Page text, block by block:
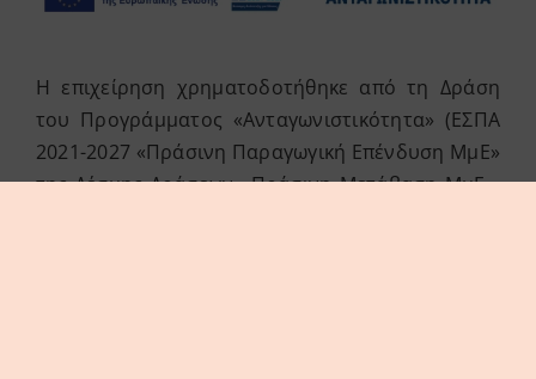
Η επιχείρηση χρηματοδοτήθηκε από τη Δράση
του Προγράμματος «Ανταγωνιστικότητα» (ΕΣΠΑ
2021-2027 «Πράσινη Παραγωγική Επένδυση ΜμΕ»
της Δέσμης Δράσεων «Πράσινη Μετάβαση ΜμΕ».